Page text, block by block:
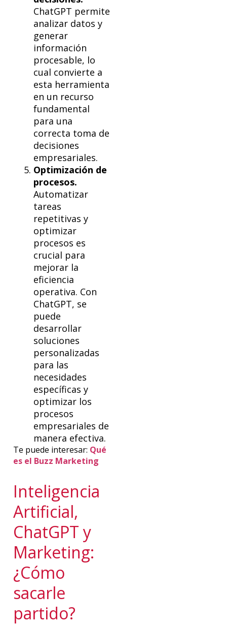
ChatGPT permite
analizar datos y
generar
información
procesable, lo
cual convierte a
esta herramienta
en un recurso
fundamental
para una
correcta toma de
decisiones
empresariales.
Optimización de
procesos.
Automatizar
tareas
repetitivas y
optimizar
procesos es
crucial para
mejorar la
eficiencia
operativa. Con
ChatGPT, se
puede
desarrollar
soluciones
personalizadas
para las
necesidades
específicas y
optimizar los
procesos
empresariales de
manera efectiva.
Te puede interesar: Qué
es el Buzz Marketing
Inteligencia
Artificial,
ChatGPT y
Marketing:
¿Cómo
sacarle
partido?